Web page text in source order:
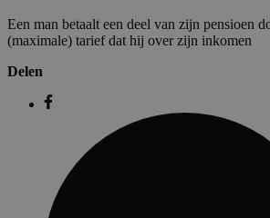
Een man betaalt een deel van zijn pensioen
(maximale) tarief dat hij over zijn inkomen
Delen